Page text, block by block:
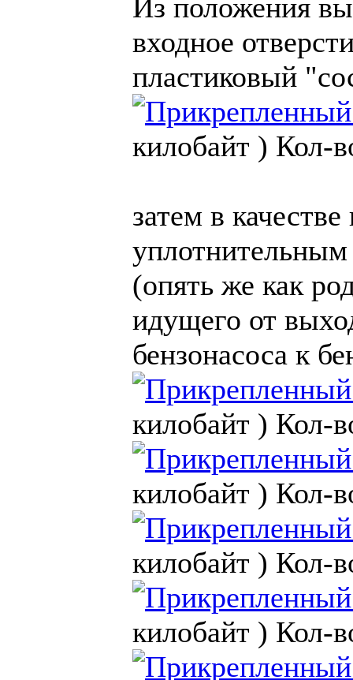
Из положения
входное
пластиковый
килобайт ) Кол-
затем в
(опять же как
идущего от
бензонасоса к
килобайт ) Кол-
килобайт ) Кол-
килобайт ) Кол-
килобайт ) Кол-